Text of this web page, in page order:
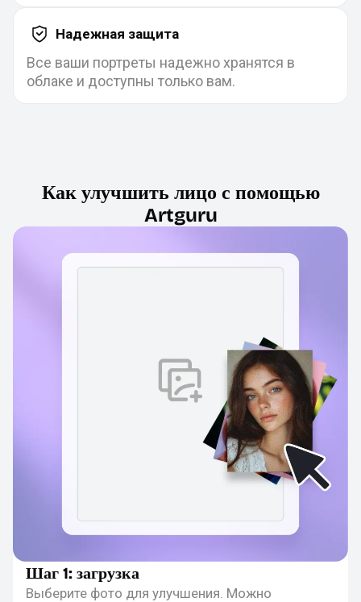
Надежная защита
Все ваши портреты надежно хранятся в
облаке и доступны только вам.
Как улучшить лицо с помощью
Artguru
Шаг 1: загрузка
Выберите фото для улучшения. Можно